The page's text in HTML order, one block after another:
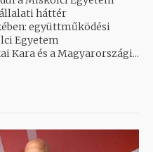
háttér
együttműködési
Egyetem
Kara és a Magyarországi...